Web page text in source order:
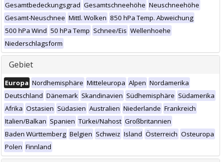
Gesamtbedeckungsgrad Gesamtschneehöhe Neuschneehöhe
Gesamt-Neuschnee Mittl. Wolken 850 hPa Temp. Abweichung
500 hPa Wind 50 hPa Temp Schnee/Eis Wellenhoehe
Niederschlagsform
Gebiet
Europa Nordhemisphäre Mitteleuropa Alpen Nordamerika
Deutschland Dänemark Skandinavien Südhemisphäre Südamerika
Afrika Ostasien Südasien Australien Niederlande Frankreich
Italien/Balkan Spanien Türkei/Nahost Großbritannien
Baden Württemberg Belgien Schweiz Island Österreich Osteuropa
Polen Finnland